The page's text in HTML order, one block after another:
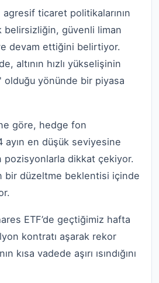
ticaret politikalarının
belirsizliğin, güvenli liman
devam ettiğini belirtiyor.
altının hızlı yükselişinin
yönünde bir piyasa
göre, hedge fon
en düşük seviyesine
dikkat çekiyor.
bir düzeltme beklentisi içinde
ETF’de geçtiğimiz hafta
kontratı aşarak rekor
kısa vadede aşırı ısındığını